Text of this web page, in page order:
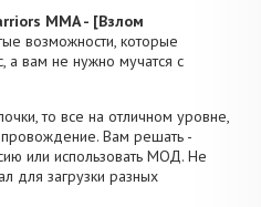
MMA - [Взлом
возможности, которые
а вам не нужно мучатся с
то все на отличном уровне,
Вам решать -
или использовать МОД. Не
для загрузки разных